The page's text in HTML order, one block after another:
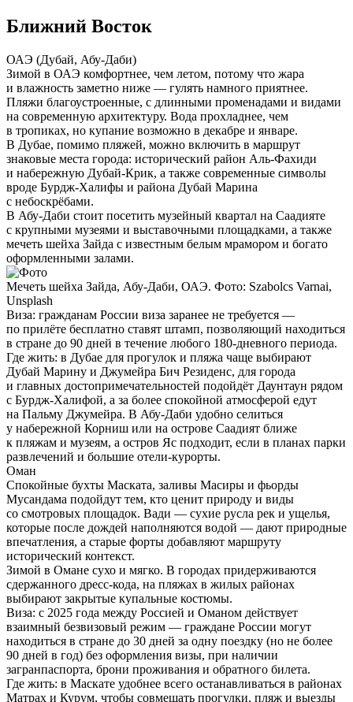
Ближний Восток
ОАЭ (Дубай, Абу-Даби)
Зимой в ОАЭ комфортнее, чем летом, потому что жара
и влажность заметно ниже — гулять намного приятнее.
Пляжи благоустроенные, с длинными променадами и видами
на современную архитектуру. Вода прохладнее, чем
в тропиках, но купание возможно в декабре и январе.
В Дубае, помимо пляжей, можно включить в маршрут
знаковые места города: исторический район Аль-Фахиди
и набережную Дубай-Крик, а также современные символы
вроде Бурдж-Халифы и района Дубай Марина
с небоскрёбами.
В Абу-Даби стоит посетить музейный квартал на Саадияте
с крупными музеями и выставочными площадками, а также
мечеть шейха Зайда с известным белым мрамором и богато
оформленными залами.
Мечеть шейха Зайда, Абу-Даби, ОАЭ. Фото: Szabolcs Varnai,
Unsplash
Виза: гражданам России виза заранее не требуется —
по прилёте бесплатно ставят штамп, позволяющий находиться
в стране до 90 дней в течение любого 180-дневного периода.
Где жить: в Дубае для прогулок и пляжа чаще выбирают
Дубай Марину и Джумейра Бич Резиденс, для города
и главных достопримечательностей подойдёт Даунтаун рядом
с Бурдж-Халифой, а за более спокойной атмосферой едут
на Пальму Джумейра. В Абу-Даби удобно селиться
у набережной Корниш или на острове Саадият ближе
к пляжам и музеям, а остров Яс подходит, если в планах парки
развлечений и большие отели-курорты.
Оман
Спокойные бухты Маската, заливы Масиры и фьорды
Мусандама подойдут тем, кто ценит природу и виды
со смотровых площадок. Вади — сухие русла рек и ущелья,
которые после дождей наполняются водой — дают природные
впечатления, а старые форты добавляют маршруту
исторический контекст.
Зимой в Омане сухо и мягко. В городах придерживаются
сдержанного дресс-кода, на пляжах в жилых районах
выбирают закрытые купальные костюмы.
Виза: с 2025 года между Россией и Оманом действует
взаимный безвизовый режим — граждане России могут
находиться в стране до 30 дней за одну поездку (но не более
90 дней в год) без оформления визы, при наличии
загранпаспорта, брони проживания и обратного билета.
Где жить: в Маскате удобнее всего останавливаться в районах
Матрах и Курум, чтобы совмещать прогулки, пляж и выезды